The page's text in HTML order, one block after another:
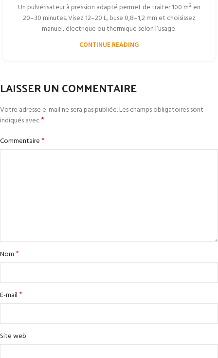
Un pulvérisateur à pression adapté permet de traiter 100 m² en
20–30 minutes. Visez 12–20 L, buse 0,8–1,2 mm et choisissez
manuel, électrique ou thermique selon l’usage.
CONTINUE READING
LAISSER UN COMMENTAIRE
Votre adresse e-mail ne sera pas publiée.Les champs obligatoires sont
indiqués avec*
Commentaire*
Nom*
E-mail*
Site web